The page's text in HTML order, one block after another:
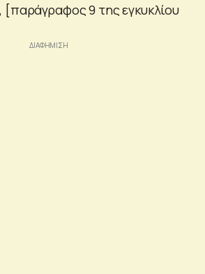
[παράγραφος 9 της εγκυκλίου